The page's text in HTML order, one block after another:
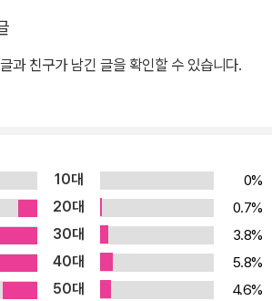
해요.그들은 자신들이 어떻게든 살아남을 수
과 친구가 남긴 글을 확인할 수 있습니다.
10대
0%
20대
0.7%
30대
3.8%
40대
5.8%
50대
4.6%